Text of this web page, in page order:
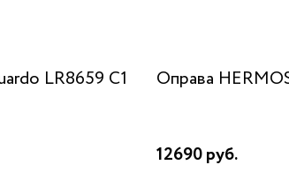
LR8659 C1
Оправа
12690 руб.